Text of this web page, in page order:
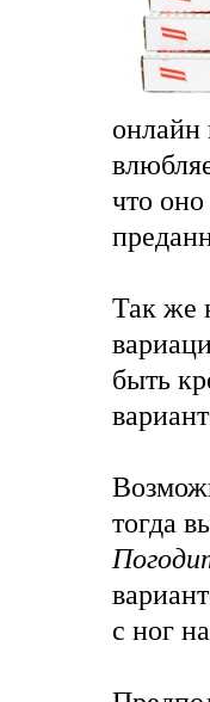
онлайн
что
Так же
быть
тогда
с ног